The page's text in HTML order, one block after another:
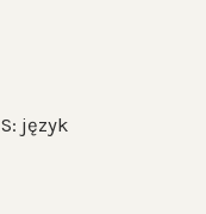
język